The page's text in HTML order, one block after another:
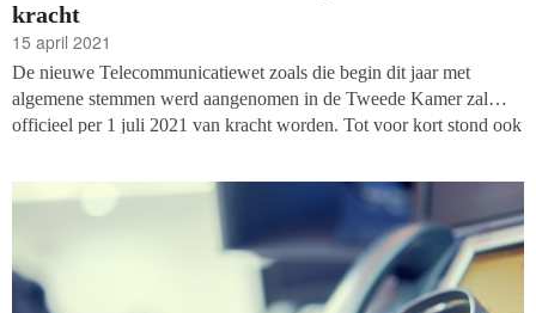
kracht
15 april 2021
De nieuwe Telecommunicatiewet zoals die begin dit jaar met
algemene stemmen werd aangenomen in de Tweede Kamer zal
officieel per 1 juli 2021 van kracht worden. Tot voor kort stond ook
er is nu toch voor de vroegste optie gekozen.